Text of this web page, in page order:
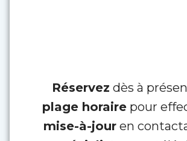
Réservez dès à
plage horaire pour
mise-à-jouren